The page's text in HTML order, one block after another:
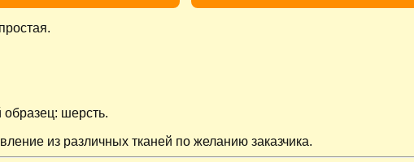
шерсть.
из различных тканей по желанию заказчика.